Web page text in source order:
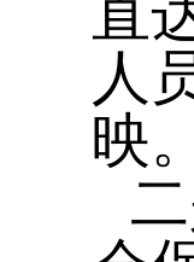
直
人
映。